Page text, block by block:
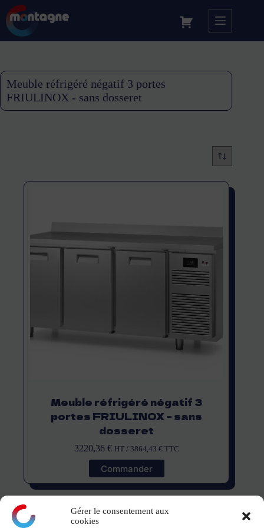
Gérer le consentement aux
cookies
Meuble réfrigéré négatif 3 portes
FRIULINOX - sans dosseret
Meuble réfrigéré négatif 3
portes FRIULINOX – sans
dosseret
3220,36 € HT / 3864,43 € TTC
Commander